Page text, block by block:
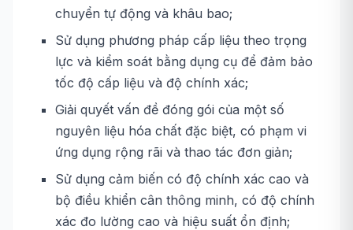
chuyển tự động và khâu bao;
Sử dụng phương pháp cấp liệu theo trọng
lực và kiểm soát bằng dụng cụ để đảm bảo
tốc độ cấp liệu và độ chính xác;
Giải quyết vấn đề đóng gói của một số
nguyên liệu hóa chất đặc biệt, có phạm vi
ứng dụng rộng rãi và thao tác đơn giản;
Sử dụng cảm biến có độ chính xác cao và
bộ điều khiển cân thông minh, có độ chính
xác đo lường cao và hiệu suất ổn định;